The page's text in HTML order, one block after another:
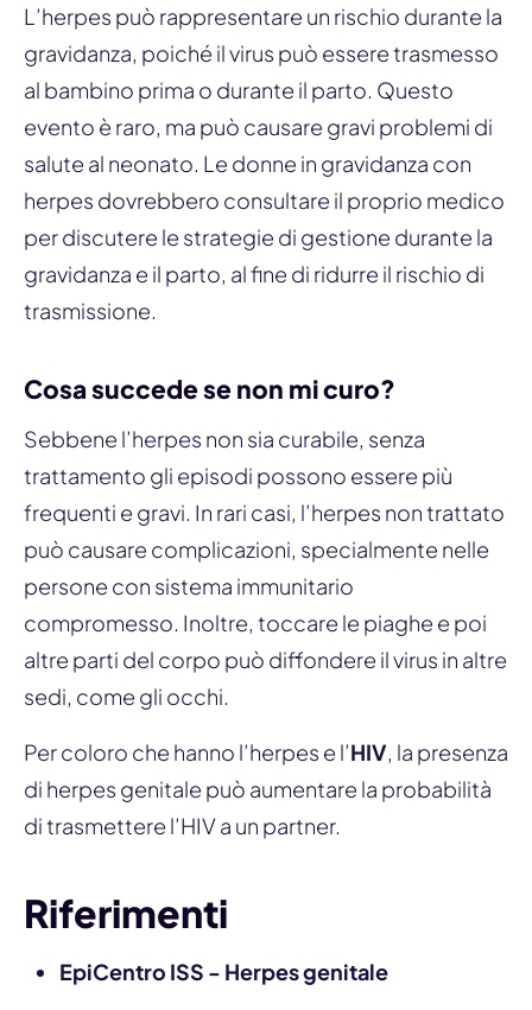
L’herpes può rappresentare un rischio durante la
gravidanza, poiché il virus può essere trasmesso
al bambino prima o durante il parto. Questo
evento è raro, ma può causare gravi problemi di
salute al neonato. Le donne in gravidanza con
herpes dovrebbero consultare il proprio medico
per discutere le strategie di gestione durante la
gravidanza e il parto, al fine di ridurre il rischio di
trasmissione.
Cosa succede se non mi curo?
Sebbene l’herpes non sia curabile, senza
trattamento gli episodi possono essere più
frequenti e gravi. In rari casi, l’herpes non trattato
può causare complicazioni, specialmente nelle
persone con sistema immunitario
compromesso. Inoltre, toccare le piaghe e poi
altre parti del corpo può diffondere il virus in altre
sedi, come gli occhi.
Per coloro che hanno l’herpes e l’HIV, la presenza
di herpes genitale può aumentare la probabilità
di trasmettere l’HIV a un partner.
Riferimenti
EpiCentro ISS - Herpes genitale